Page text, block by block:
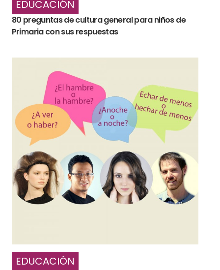
EDUCACIÓN
80 preguntas de cultura general para niños de
Primaria con sus respuestas
EDUCACIÓN